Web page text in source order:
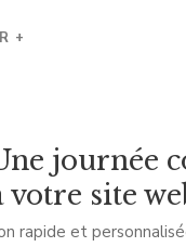
+
journée
votre site
rapide et